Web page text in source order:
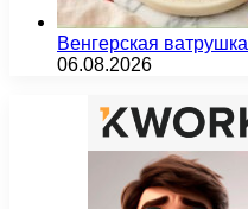
Венгерская ватрушка
06.08.2026